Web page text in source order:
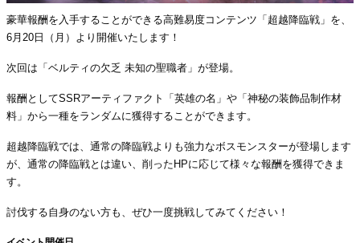
豪華報酬を入手することができる高難易度コンテンツ「超越降臨戦」を、
6月20日（月）より開催いたします！
次回は「ベルティの欠乏 未知の聖職者」が登場。
報酬としてSSRアーティファクト「英雄の名」や「神秘の装飾品制作材
料」から一種をランダムに獲得することができます。
超越降臨戦では、通常の降臨戦よりも強力なボスモンスターが登場します
が、通常の降臨戦とは違い、削ったHPに応じて様々な報酬を獲得できま
す。
討伐する自身のない方も、ぜひ一度挑戦してみてください！